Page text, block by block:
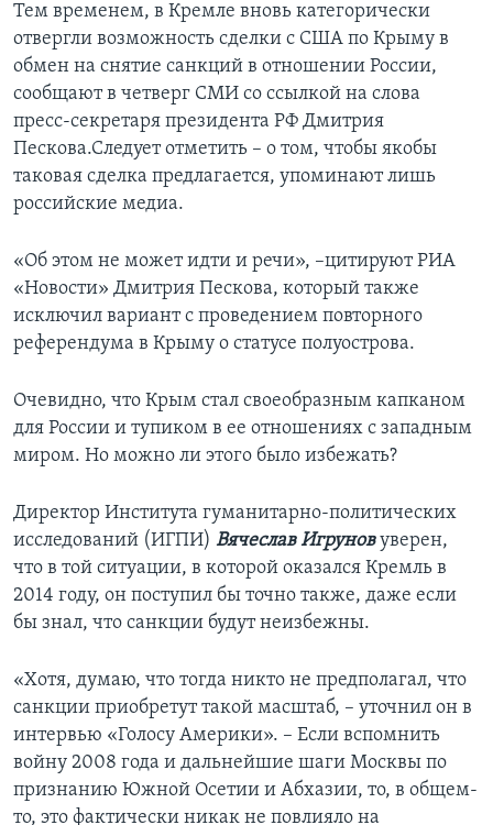
Тем временем, в Кремле вновь категорически
отвергли возможность сделки с США по Крыму в
обмен на снятие санкций в отношении России,
сообщают в четверг СМИ со ссылкой на слова
пресс-секретаря президента РФ Дмитрия
Пескова.Следует отметить – о том, чтобы якобы
таковая сделка предлагается, упоминают лишь
российские медиа.
«Об этом не может идти и речи», –цитируют РИА
«Новости» Дмитрия Пескова, который также
исключил вариант с проведением повторного
референдума в Крыму о статусе полуострова.
Очевидно, что Крым стал своеобразным капканом
для России и тупиком в ее отношениях с западным
миром. Но можно ли этого было избежать?
Директор Института гуманитарно-политических
исследований (ИГПИ) Вячеслав Игруновуверен,
что в той ситуации, в которой оказался Кремль в
2014 году, он поступил бы точно также, даже если
бы знал, что санкции будут неизбежны.
«Хотя, думаю, что тогда никто не предполагал, что
санкции приобретут такой масштаб, – уточнил он в
интервью «Голосу Америки». – Если вспомнить
войну 2008 года и дальнейшие шаги Москвы по
признанию Южной Осетии и Абхазии, то, в общем-
то, это фактически никак не повлияло на